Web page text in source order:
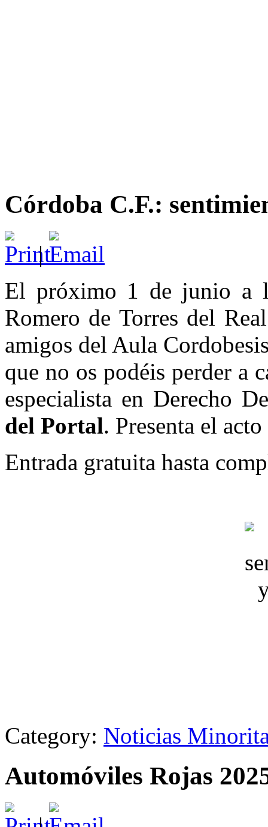
Córdoba C.F.:
|
El próximo 1 de junio a
Romero de Torres del
amigos del Aula
que no os podéis perder a
especialista en Derecho
del Portal. Presenta el
Entrada gratuita hasta
Category: Noticias
Automóviles Rojas